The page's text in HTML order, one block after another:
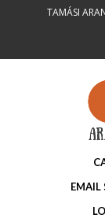
TAMÁSI
EMAIL